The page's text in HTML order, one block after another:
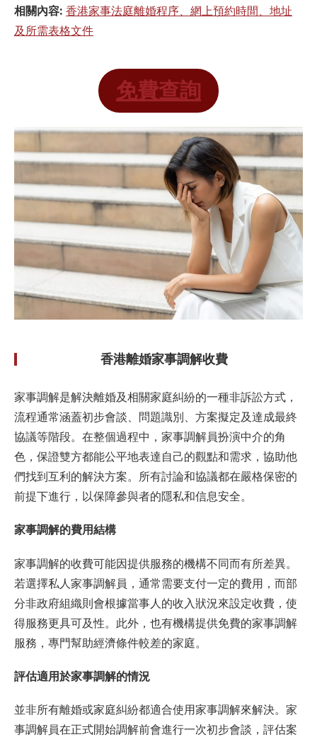
相關內容: 香港家事法庭離婚程序、網上預約時間、地址
及所需表格文件
免費查詢
香港離婚家事調解收費
家事調解是解決離婚及相關家庭糾紛的一種非訴訟方式，
流程通常涵蓋初步會談、問題識別、方案擬定及達成最終
協議等階段。在整個過程中，家事調解員扮演中介的角
色，保證雙方都能公平地表達自己的觀點和需求，協助他
們找到互利的解決方案。所有討論和協議都在嚴格保密的
前提下進行，以保障參與者的隱私和信息安全。
家事調解的費用結構
家事調解的收費可能因提供服務的機構不同而有所差異。
若選擇私人家事調解員，通常需要支付一定的費用，而部
分非政府組織則會根據當事人的收入狀況來設定收費，使
得服務更具可及性。此外，也有機構提供免費的家事調解
服務，專門幫助經濟條件較差的家庭。
評估適用於家事調解的情況
並非所有離婚或家庭糾紛都適合使用家事調解來解決。家
事調解員在正式開始調解前會進行一次初步會談，評估案